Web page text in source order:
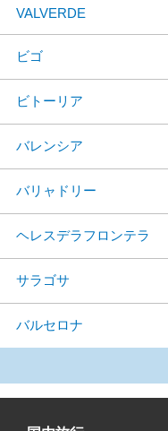
VALVERDE
ビゴ
ビトーリア
バレンシア
バリャドリー
ヘレスデラフロンテラ
サラゴサ
バルセロナ